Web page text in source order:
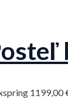
1199,00